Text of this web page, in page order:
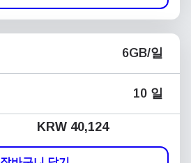
6GB/일
10 일
KRW 40,124